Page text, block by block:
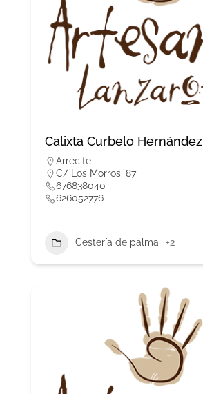
Calixta Curbelo Hernández
Arrecife
C/ Los Morros, 87
676838040
626052776
Cestería de palma +2